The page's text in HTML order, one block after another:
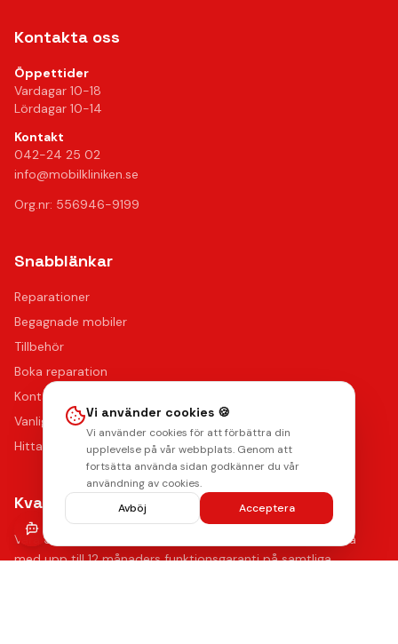
Kontakta oss
Öppettider
Vardagar 10-18
Lördagar 10-14
Kontakt
042-24 25 02
info@mobilkliniken.se
Org.nr: 556946-9199
Snabblänkar
Reparationer
Begagnade mobiler
Tillbehör
Boka reparation
Kontakta oss
Vanliga frågor
Hitta oss
Kvalitet & Garanti
Våra certifierade tekniker använder de bästa reservdelarna
med upp till 12 månaders funktionsgaranti på samtliga
Vi använder cookies 🍪
Vi använder cookies för att förbättra din
upplevelse på vår webbplats. Genom att
fortsätta använda sidan godkänner du vår
användning av cookies.
Avböj
Acceptera